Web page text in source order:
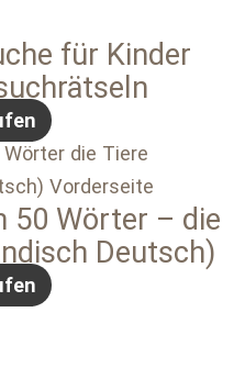
für Kinder
50 Wörter – die
Deutsch)